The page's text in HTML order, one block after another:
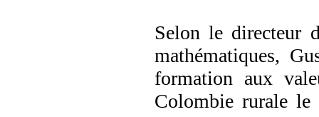
Selon le directeur
mathématiques,
formation aux
Colombie rurale le